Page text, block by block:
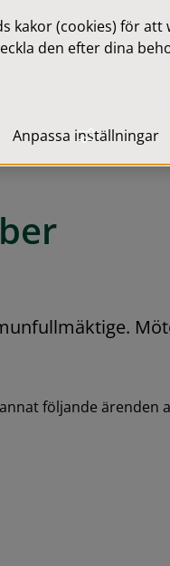
följande ärenden
kakor (cookies) för
den efter dina
Anpassa inställningar